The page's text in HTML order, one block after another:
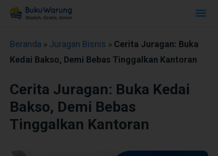
Beranda » Juragan Bisnis » Cerita Juragan: Buka
Kedai Bakso, Demi Bebas Tinggalkan Kantoran
Cerita Juragan: Buka Kedai
Bakso, Demi Bebas
Tinggalkan Kantoran